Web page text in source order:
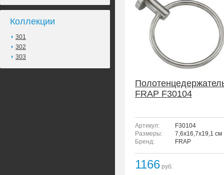
Коллекции
301
302
303
FRAP F30104
Артикул:
F30104
Размеры:
7,6x16,7x19,1 см
Бренд:
FRAP
1166 руб.